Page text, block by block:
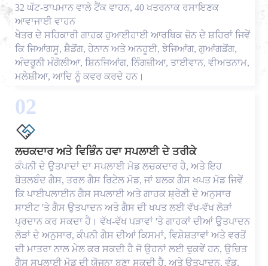
32 ਘੱਟ-ਤਾਪਮਾਨ ਵਾਲੇ ਟੈਂਕ ਵਾਹਨ, 40 ਖਤਰਨਾਕ ਰਸਾਇਣਕ
ਆਵਾਜਾਈ ਵਾਹਨ
ਖੇਤਰ ਦੇ ਸਹਿਕਾਰੀ ਗਾਹਕ ਹੁਆਈਹਾਈ ਆਰਥਿਕ ਜ਼ੋਨ ਦੇ ਸ਼ਹਿਰਾਂ ਜਿਵੇਂ
ਕਿ ਜਿਆਂਗਸੂ, ਸ਼ੈਡੋਂਗ, ਹੇਨਾਨ ਅਤੇ ਅਨਹੂਈ, ਝੇਜਿਆਂਗ, ਗੁਆਂਗਡੋਂਗ,
ਅੰਦਰੂਨੀ ਮੰਗੋਲੀਆ, ਸ਼ਿਨਜਿਆਂਗ, ਨਿੰਗਜ਼ੀਆ, ਤਾਈਵਾਨ, ਵੀਅਤਨਾਮ,
ਮਲੇਸ਼ੀਆ, ਆਦਿ ਨੂੰ ਕਵਰ ਕਰਦੇ ਹਨ।
02
ਲਚਕਦਾਰ ਅਤੇ ਵਿਭਿੰਨ ਹਵਾ ਸਪਲਾਈ ਦੇ ਤਰੀਕੇ
ਕੰਪਨੀ ਦੇ ਉਤਪਾਦਾਂ ਦਾ ਸਪਲਾਈ ਮੋਡ ਲਚਕਦਾਰ ਹੈ, ਅਤੇ ਇਹ
ਬੋਤਲਬੰਦ ਗੈਸ, ਤਰਲ ਗੈਸ ਰਿਟੇਲ ਮੋਡ, ਜਾਂ ਬਲਕ ਗੈਸ ਖਪਤ ਮੋਡ ਜਿਵੇਂ
ਕਿ ਪਾਈਪਲਾਈਨ ਗੈਸ ਸਪਲਾਈ ਅਤੇ ਗਾਹਕ ਸ਼੍ਰੇਣੀ ਦੇ ਅਨੁਸਾਰ
ਸਾਈਟ 'ਤੇ ਗੈਸ ਉਤਪਾਦਨ ਅਤੇ ਗੈਸ ਦੀ ਖਪਤ ਲਈ ਵੱਖ-ਵੱਖ ਲੋੜਾਂ
ਪ੍ਰਦਾਨ ਕਰ ਸਕਦਾ ਹੈ। ਵੱਖ-ਵੱਖ ਪੜਾਵਾਂ 'ਤੇ ਗਾਹਕਾਂ ਦੀਆਂ ਉਤਪਾਦਨ
ਲੋੜਾਂ ਦੇ ਅਨੁਸਾਰ, ਕੰਪਨੀ ਗੈਸ ਦੀਆਂ ਕਿਸਮਾਂ, ਵਿਸ਼ੇਸ਼ਤਾਵਾਂ ਅਤੇ ਵਰਤੋਂ
ਦੀ ਮਾਤਰਾ ਨਾਲ ਮੇਲ ਕਰ ਸਕਦੀ ਹੈ ਜੋ ਉਹਨਾਂ ਲਈ ਢੁਕਵੇਂ ਹਨ, ਉਚਿਤ
ਗੈਸ ਸਪਲਾਈ ਮੋਡ ਦੀ ਯੋਜਨਾ ਬਣਾ ਸਕਦੀ ਹੈ, ਅਤੇ ਉਤਪਾਦਨ, ਵੰਡ,